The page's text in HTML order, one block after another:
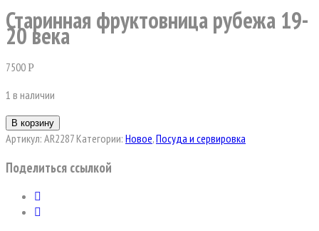
Старинная фруктовница рубежа 19-
20 века
7500Р
1 в наличии
В корзину
Артикул: AR2287 Категории: Новое,Посуда и сервировка
Поделиться ссылкой